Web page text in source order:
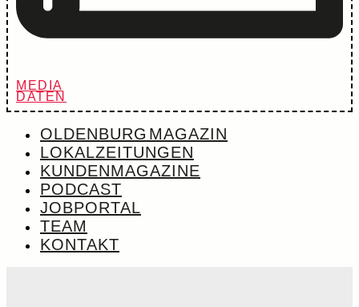
MEDIA
DATEN
OLDENBURG MAGAZIN
LOKALZEITUNGEN
KUNDENMAGAZINE
PODCAST
JOBPORTAL
TEAM
KONTAKT